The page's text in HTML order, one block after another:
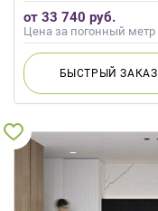
от 33 740 руб.
Цена за погонный метр
БЫСТРЫЙЗАКАЗ